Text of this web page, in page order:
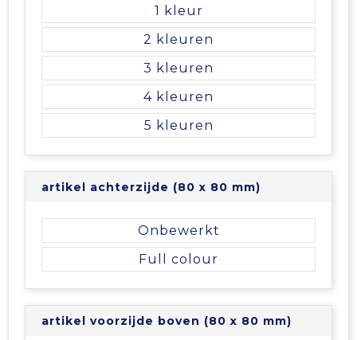
1
2
3
4
5
artikel achterzijde (80 x 80 mm)
Onbewerkt
Full colour
artikel voorzijde boven (80 x 80 mm)